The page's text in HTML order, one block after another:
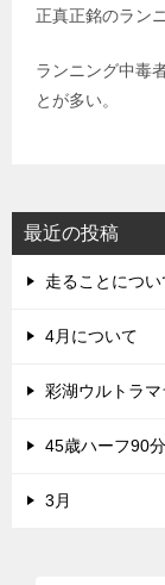
正真正銘のラン
ランニング中毒
とが多い。
最近の投稿
走ることについ
4月について
彩湖ウルトラ
45歳ハーフ90
3月